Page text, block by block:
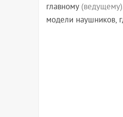
главному (ведущему)
модели наушников,